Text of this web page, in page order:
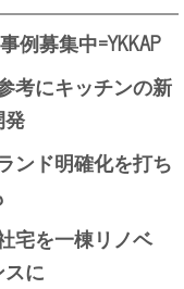
例募集中=YKKAP
考にキッチンの新
ンド明確化を打ち
宅を一棟リノベ
に